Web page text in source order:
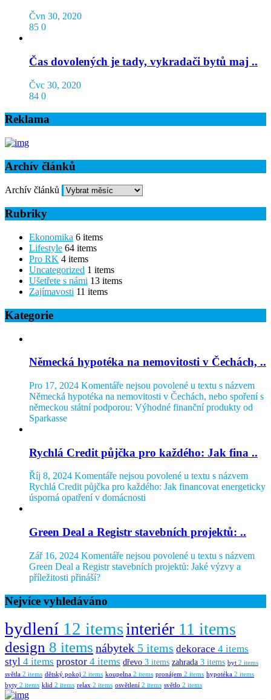
Čvn 30, 2020
85 0
Čas dovolených je tady, vykradači bytů maj ..
Čvc 30, 2020
84 0
Reklama
Archív článků
Archív článků
Rubriky
Ekonomika 6 items
Lifestyle 64 items
Pro RK 4 items
Uncategorized 1 items
Ušetřete s námi 13 items
Zajímavosti 11 items
Kategorie
Německá hypotéka na nemovitosti v Čechách, ..
Pro 17, 2024 Komentáře nejsou povolené u textu s názvem
Německá hypotéka na nemovitosti v Čechách, nebo spoření s
německou státní podporou: Výhodné finanční produkty od
Sparkasse
Rychlá Credit půjčka pro každého: Jak fina ..
Říj 8, 2024 Komentáře nejsou povolené u textu s názvem
Rychlá Credit půjčka pro každého: Jak financovat energeticky
úsporná opatření v domácnosti
Green Deal a Registr stavebních projektů: ..
Zář 16, 2024 Komentáře nejsou povolené u textu s názvem
Green Deal a Registr stavebních projektů: Jaké výzvy a
příležitosti přináší?
Nejvíce vyhledáváno
bydlení 12 itemsinteriér 11 items
design 8 items nábytek 5 items dekorace 4 items
styl 4 items prostor 4 items dřevo 3 items zahrada 3 items byt 2 items
světla 2 items dětský pokoj 2 items koupelna 2 items pronájem 2 items hypotéka 2 items
byty 2 items klid 2 items relax 2 items osvětlení 2 items světlo 2 items